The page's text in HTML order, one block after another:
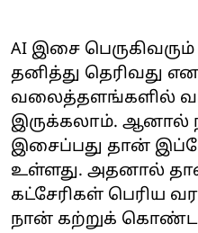
AI இசை பெருகிவரும்
தனித்து தெரிவது
வலைத்தளங்களில்
இருக்கலாம். ஆனால்
இசைப்பது தான்
உள்ளது. அதனால்
கட்சேரிகள் பெரிய
நான் கற்றுக்